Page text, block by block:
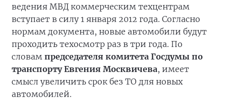
ведения МВД коммерческим техцентрам
вступает в силу 1 января 2012 года. Согласно
нормам документа, новые автомобили будут
проходить техосмотр раз в три года. По
словам председателя комитета Госдумы по
транспорту Евгения Москвичева, имеет
смысл увеличить срок без ТО для новых
автомобилей.